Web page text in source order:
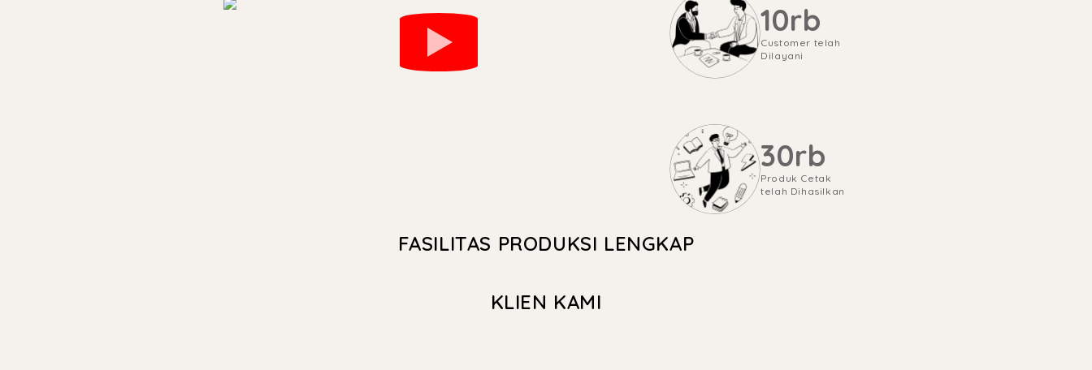
10rb
Customer telah
Dilayani
30rb
Produk Cetak
telah Dihasilkan
FASILITAS PRODUKSI LENGKAP
KLIEN KAMI